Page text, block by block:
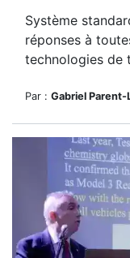
Système
réponses à
technologies de
Par : Gabriel Parent-